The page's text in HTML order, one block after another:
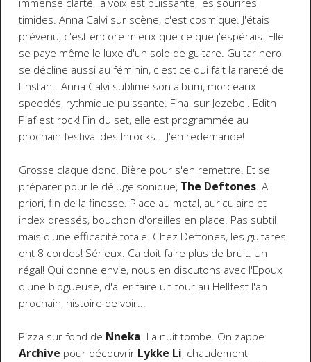
immense clarté, la voix est puissante, les sourires
timides. Anna Calvi sur scène, c'est cosmique. J'étais
prévenu, c'est encore mieux que ce que j'espérais. Elle
se paye même le luxe d'un solo de guitare. Guitar hero
se décline aussi au féminin, c'est ce qui fait la rareté de
l'instant. Anna Calvi sublime son album, morceaux
speedés, rythmique puissante. Final sur Jezebel. Edith
Piaf est rock! Fin du set, elle est programmée au
prochain festival des Inrocks... J'en redemande!
Grosse claque donc. Bière pour s'en remettre. Et se
préparer pour le déluge sonique, The Deftones. A
priori, fin de la finesse. Place au metal, auriculaire et
index dressés, bouchon d'oreilles en place. Pas subtil
mais d'une efficacité totale. Chez Deftones, les guitares
ont 8 cordes! Sérieux. Ca doit faire plus de bruit. Un
régal! Qui donne envie, nous en discutons avec l'Epoux
d'une blogueuse, d'aller faire un tour au Hellfest l'an
prochain, histoire de voir...
Pizza sur fond de Nneka. La nuit tombe. On zappe
Archive pour découvrir Lykke Li, chaudement